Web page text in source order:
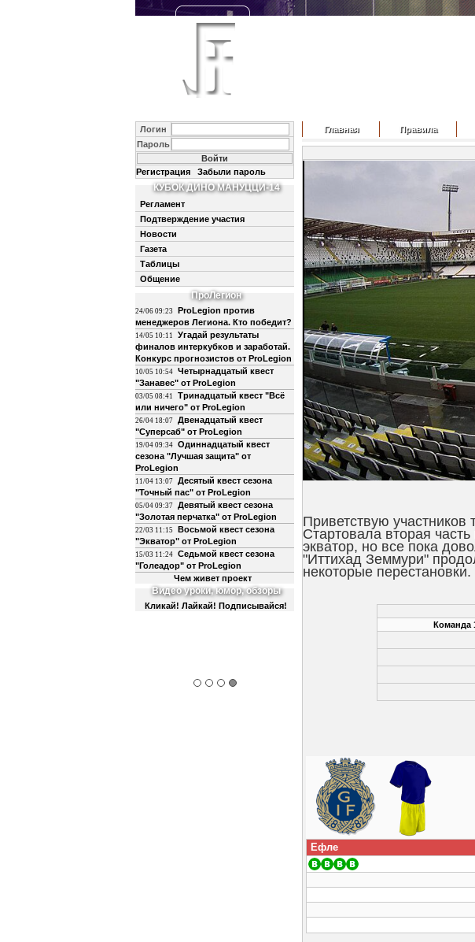
Логин
Пароль
Регистрация Забыли пароль
КУБОК ДИНО МАНУЦЦИ-14
Регламент
Подтверждение участия
Новости
Газета
Таблицы
Общение
ПроЛегион
24/06 09:23
ProLegion против
менеджеров Легиона. Кто победит?
14/05 10:11
Угадай результаты
финалов интеркубков и заработай.
Конкурс прогнозистов от ProLegion
10/05 10:54 Четырнадцатый квест
"Занавес" от ProLegion
03/05 08:41
Тринадцатый квест "Всё
или ничего" от ProLegion
26/04 18:07 Двенадцатый квест
"Суперсаб" от ProLegion
19/04 09:34 Одиннадцатый квест
сезона "Лучшая защита" от
ProLegion
11/04 13:07 Десятый квест сезона
"Точный пас" от ProLegion
05/04 09:37 Девятый квест сезона
"Золотая перчатка" от ProLegion
22/03 11:15
Восьмой квест сезона
"Экватор" от ProLegion
15/03 11:24 Седьмой квест сезона
"Голеадор" от ProLegion
Чем живет проект
Видео уроки, юмор, обзоры
Кликай! Лайкай! Подписывайся!
Главная Правила
Приветствую
Стартовала вторая
экватор, но все пока
"Иттихад Земмури"
некоторые
Команда
Ефле